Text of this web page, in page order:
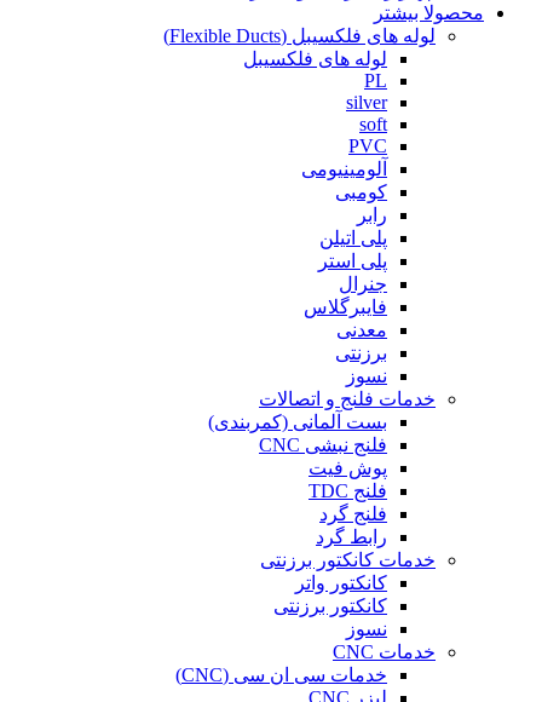
محصولا بیشتر
لوله های فلکسیبل (Flexible Ducts)
لوله های فلکسیبل
PL
silver
soft
PVC
آلومینیومی
کومبی
رابر
پلی اتیلن
پلی استر
جنرال
فایبرگلاس
معدنی
برزنتی
نسوز
خدمات فلنج و اتصالات
بست آلمانی (کمربندی)
فلنج نبشی CNC
پوش فیت
فلنج TDC
فلنج گرد
رابط گرد
خدمات کانکتور برزنتی
کانکتور واتر
کانکتور برزنتی
نسوز
خدمات CNC
خدمات سی ان سی (CNC)
لیزر CNC